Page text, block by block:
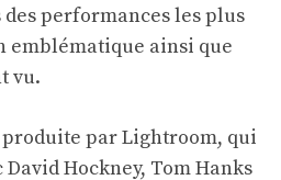
performances les plus
emblématique ainsi que
vu.
produite par Lightroom, qui
Hockney, Tom Hanks